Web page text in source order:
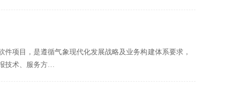
项目，是遵循气象现代化发展战略及业务构建体系要求，
技术、服务方…